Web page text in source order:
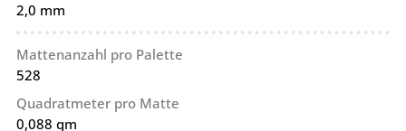
2,0 mm
Mattenanzahl pro Palette
528
Quadratmeter pro Matte
0,088 qm